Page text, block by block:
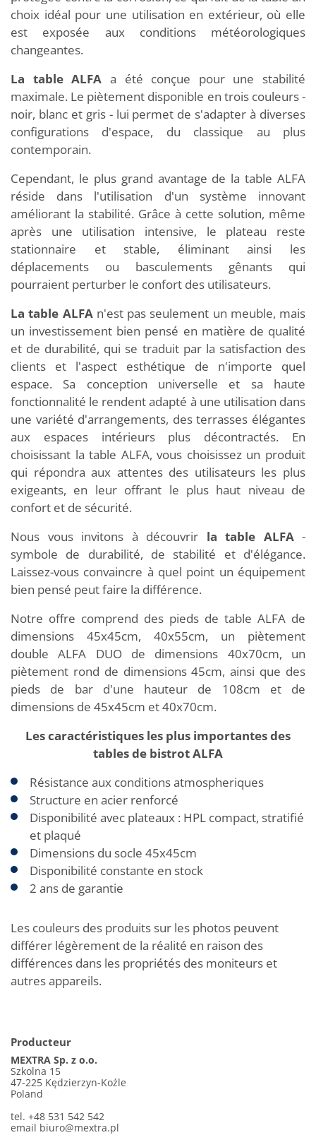
choix idéal pour une utilisation en extérieur, où elle
est exposée aux conditions météorologiques
changeantes.
La table ALFA a été conçue pour une stabilité
maximale. Le piètement disponible en trois couleurs -
noir, blanc et gris - lui permet de s'adapter à diverses
configurations d'espace, du classique au plus
contemporain.
Cependant, le plus grand avantage de la table ALFA
réside dans l'utilisation d'un système innovant
améliorant la stabilité. Grâce à cette solution, même
après une utilisation intensive, le plateau reste
stationnaire et stable, éliminant ainsi les
déplacements ou basculements gênants qui
pourraient perturber le confort des utilisateurs.
La table ALFAn'est pas seulement un meuble, mais
un investissement bien pensé en matière de qualité
et de durabilité, qui se traduit par la satisfaction des
clients et l'aspect esthétique de n'importe quel
espace. Sa conception universelle et sa haute
fonctionnalité le rendent adapté à une utilisation dans
une variété d'arrangements, des terrasses élégantes
aux espaces intérieurs plus décontractés. En
choisissant la table ALFA, vous choisissez un produit
qui répondra aux attentes des utilisateurs les plus
exigeants, en leur offrant le plus haut niveau de
confort et de sécurité.
Nous vous invitons à découvrir la table ALFA-
symbole de durabilité, de stabilité et d'élégance.
Laissez-vous convaincre à quel point un équipement
bien pensé peut faire la différence.
Notre offre comprend des pieds de table ALFA de
dimensions 45x45cm, 40x55cm, un piètement
double ALFA DUO de dimensions 40x70cm, un
piètement rond de dimensions 45cm, ainsi que des
pieds de bar d'une hauteur de 108cm et de
dimensions de 45x45cm et 40x70cm.
Les caractéristiques les plus importantes des
tables de bistrot ALFA
Résistance aux conditions atmospheriques
Structure en acier renforcé
Disponibilité avec plateaux : HPL compact, stratifié
et plaqué
Dimensions du socle 45x45cm
Disponibilité constante en stock
2 ans de garantie
Les couleurs des produits sur les photos peuvent
différer légèrement de la réalité en raison des
différences dans les propriétés des moniteurs et
autres appareils.
Producteur
MEXTRA Sp. z o.o.
Szkolna 15
47-225 Kędzierzyn-Koźle
Poland
tel. +48 531 542 542
email biuro@mextra.pl